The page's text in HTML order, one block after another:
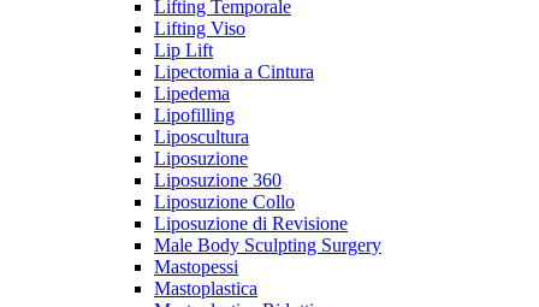
Lifting Temporale
Lifting Viso
Lip Lift
Lipectomia a Cintura
Lipedema
Lipofilling
Liposcultura
Liposuzione
Liposuzione 360
Liposuzione Collo
Liposuzione di Revisione
Male Body Sculpting Surgery
Mastopessi
Mastoplastica